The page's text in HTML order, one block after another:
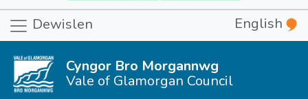
Dewislen English
Cyngor Bro Morgannwg
Vale of Glamorgan Council